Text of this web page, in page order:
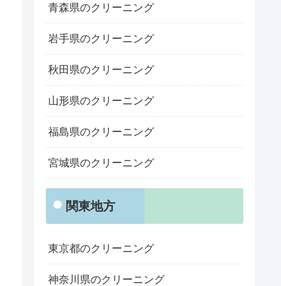
青森県のクリーニング
岩手県のクリーニング
秋田県のクリーニング
山形県のクリーニング
福島県のクリーニング
宮城県のクリーニング
関東地方
東京都のクリーニング
神奈川県のクリーニング